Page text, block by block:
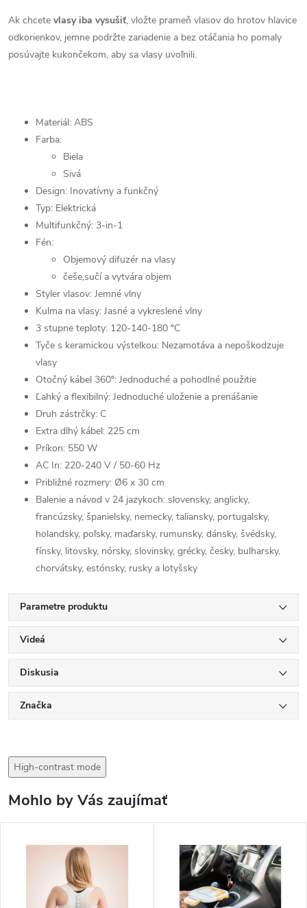
Ak chcete vlasy iba vysušiť, vložte prameň vlasov do hrotov hlavice
odkorienkov, jemne podržte zariadenie a bez otáčania ho pomaly
posúvajte kukončekom, aby sa vlasy uvoľnili.
Materiál: ABS
Farba:
Biela
Sivá
Design: Inovatívny a funkčný
Typ: Elektrická
Multifunkčný: 3-in-1
Fén:
Objemový difuzér na vlasy
češe,sučí a vytvára objem
Styler vlasov: Jemné vlny
Kulma na vlasy: Jasné a vykreslené vlny
3 stupne teploty: 120-140-180 ºC
Tyče s keramickou výstelkou: Nezamotáva a nepoškodzuje
vlasy
Otočný kábel 360º: Jednoduché a pohodlné použitie
Ľahký a flexibilný: Jednoduché uloženie a prenášanie
Druh zástrčky: C
Extra dlhý kábel: 225 cm
Príkon: 550 W
AC In: 220-240 V / 50-60 Hz
Približné rozmery: Ø6 x 30 cm
Balenie a návod v 24 jazykoch: slovensky, anglicky,
francúzsky, španielsky, nemecky, taliansky, portugalsky,
holandsky, poľsky, maďarsky, rumunsky, dánsky, švédsky,
fínsky, litovsky, nórsky, slovinsky, grécky, česky, bulharsky,
chorvátsky, estónsky, rusky a lotyšsky
Parametre produktu
Videá
Diskusia
Značka
High-contrast mode
Mohlo by Vás zaujímať